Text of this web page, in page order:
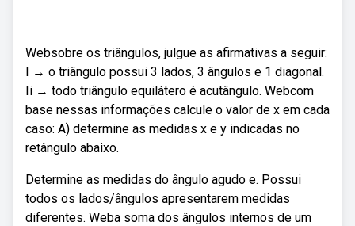
Websobre os triângulos, julgue as afirmativas a seguir:
I → o triângulo possui 3 lados, 3 ângulos e 1 diagonal.
Ii → todo triângulo equilátero é acutângulo. Webcom
base nessas informações calcule o valor de x em cada
caso: A) determine as medidas x e y indicadas no
retângulo abaixo.
Determine as medidas do ângulo agudo e. Possui
todos os lados/ângulos apresentarem medidas
diferentes. Weba soma dos ângulos internos de um